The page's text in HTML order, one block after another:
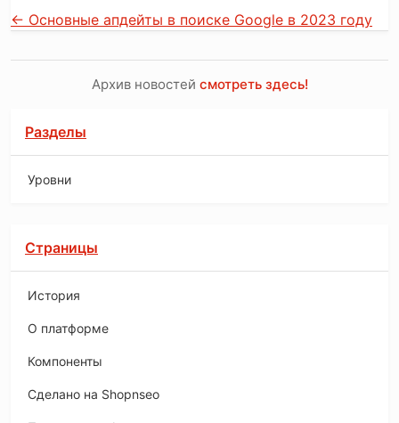
← Основные апдейты в поиске Google в 2023 году
Архив новостей смотреть здесь!
Разделы
Уровни
Страницы
История
O платформе
Компоненты
Сделано на Shopnseo